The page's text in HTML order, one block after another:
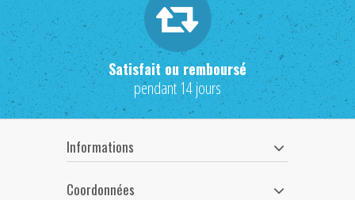
Satisfait ou remboursé
pendant 14 jours
Informations
Coordonnées